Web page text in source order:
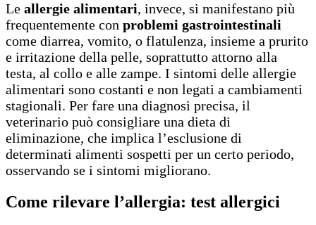
Le allergie alimentari, invece, si manifestano più
frequentemente con problemi gastrointestinali
come diarrea, vomito, o flatulenza, insieme a prurito
e irritazione della pelle, soprattutto attorno alla
testa, al collo e alle zampe. I sintomi delle allergie
alimentari sono costanti e non legati a cambiamenti
stagionali. Per fare una diagnosi precisa, il
veterinario può consigliare una dieta di
eliminazione, che implica l’esclusione di
determinati alimenti sospetti per un certo periodo,
osservando se i sintomi migliorano.
Come rilevare l’allergia: test allergici